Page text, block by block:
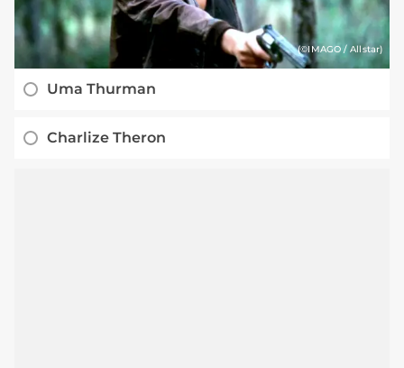
(©IMAGO / Allstar)
Uma Thurman
Charlize Theron